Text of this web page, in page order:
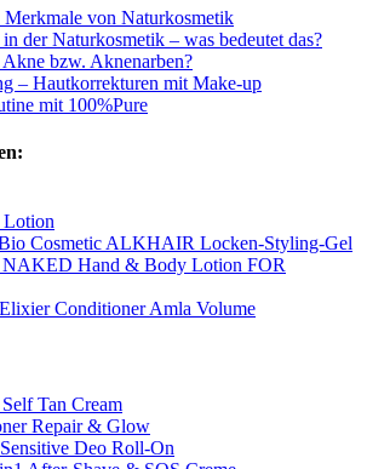
von Naturkosmetik
der Naturkosmetik – was bedeutet das?
Akne bzw. Aknenarben?
– Hautkorrekturen mit Make-up
mit 100%Pure
Cosmetic ALKHAIR Locken-Styling-Gel
Hand & Body Lotion FOR
Conditioner Amla Volume
Tan Cream
Repair & Glow
Deo Roll-On